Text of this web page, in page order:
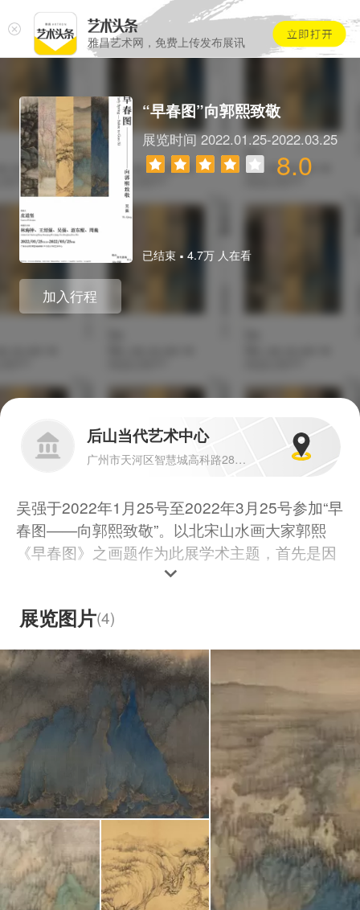
雅昌艺术网，免费上传发布展讯
“早春图”向郭熙致敬
展览时间 2022.01.25-2022.03.25
8.0
已结束 . 4.7万 人在看
加入行程
后山当代艺术中心
广州市天河区智慧城高科路28号后山当代艺术中心
吴强于2022年1月25号至2022年3月25号参加“早
春图——向郭熙致敬”。以北宋山水画大家郭熙
《早春图》之画题作为此展学术主题，首先是因
为后山当代艺术中心有意用一个以“春”为主题的
活动。
展览备注:参展艺术家：林海钟、王绍强、吴强、
游东醌、周巍
展览图片(4)